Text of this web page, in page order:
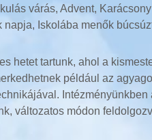
várás, Advent,
napja, Iskolába menők
hetet tartunk, ahol a
például az
változatos módon